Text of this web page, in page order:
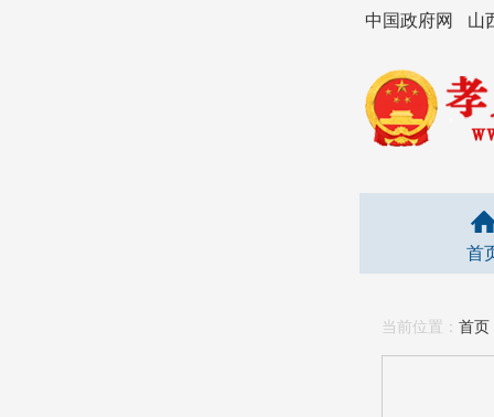
中国政府网 山
首
当前位置： 首页